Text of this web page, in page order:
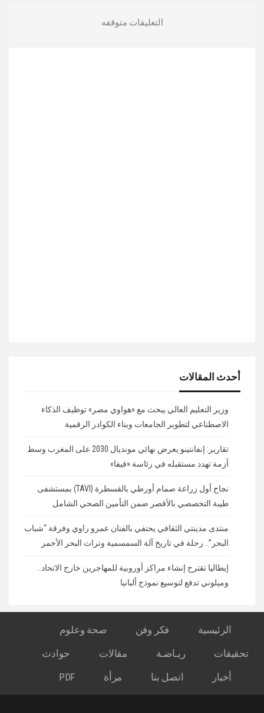
التعليقات متوقفه
أحدث المقالات
وزير التعليم العالي يبحث مع «هواوي مصر» توظيف الذكاء
الاصطناعي لتطوير الجامعات وبناء الكوادر الرقمية
تقارير: إنفانتينو يعرض نهائي مونديال 2030 على المغرب وسط
أزمة تهدد مستقبله في رئاسة «فيفا»
نجاح أول زراعة صمام أورطي بالقسطرة (TAVI) بمستشفى
طيبة التخصصي بالأقصر ضمن التأمين الصحي الشامل
منتدى مدينتي الثقافي يحتفي بالفنان عمرو راوي وفرقة “شباب
البحر”.. رحلة في تاريخ آلة السمسمية وتراث البحر الأحمر
إيطاليا تقترح إنشاء مراكز أوروبية للمهاجرين خارج الاتحاد..
وميلوني تدفع لتوسيع نموذج ألبانيا
الرئيسية فكر وفن
صحة وعلوم
تحقيقات
ريـاضـة مقالات
حوادث
أخبار
اتصل بنا مرأة PDF